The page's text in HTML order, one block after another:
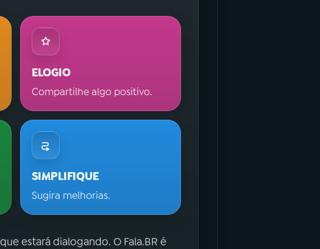
ELOGIO
Compartilhe algo positivo.
SIMPLIFIQUE
Sugira melhorias.
estará dialogando. O Fala.BR é